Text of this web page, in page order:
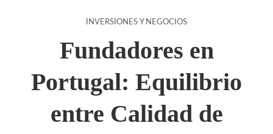
INVERSIONES Y NEGOCIOS
Fundadores en
Portugal: Equilibrio
entre Calidad de